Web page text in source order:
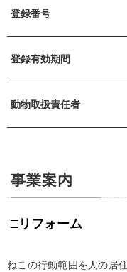
登録番号
登録有効期間
動物取扱責任者
事業案内
□リフォーム
ねこの行動範囲を人の居